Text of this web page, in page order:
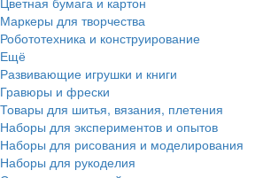
Маркеры для творчества
Робототехника и конструирование
Ещё
Развивающие игрушки и книги
Гравюры и фрески
Товары для шитья, вязания, плетения
Наборы для экспериментов и опытов
Наборы для рисования и моделирования
Наборы для рукоделия